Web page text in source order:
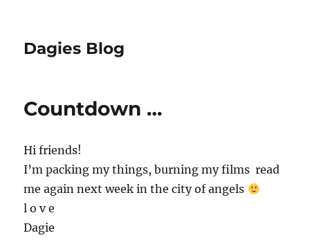
Dagies Blog
Countdown …
Hi friends!
I’m packing my things, burning my films  read
me again next week in the city of angels
l o v e
Dagie